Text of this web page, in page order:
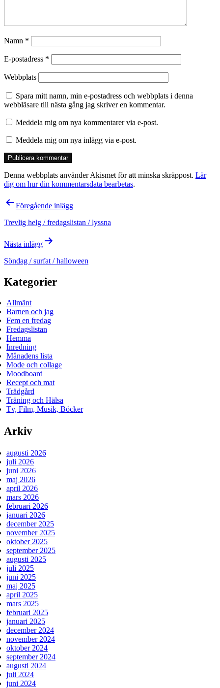
Namn *
E-postadress *
Webbplats
Spara mitt namn, min e-postadress och webbplats i denna
webbläsare till nästa gång jag skriver en kommentar.
Meddela mig om nya kommentarer via e-post.
Meddela mig om nya inlägg via e-post.
Denna webbplats använder Akismet för att minska skräppost. Lär
dig om hur din kommentarsdata bearbetas.
Inläggsnavigering
Föregående inlägg
Trevlig helg / fredagslistan / lyssna
Nästa inlägg
Söndag / surfat / halloween
Kategorier
Allmänt
Barnen och jag
Fem en fredag
Fredagslistan
Hemma
Inredning
Månadens lista
Mode och collage
Moodboard
Recept och mat
Trädgård
Träning och Hälsa
Tv, Film, Musik, Böcker
Arkiv
augusti 2026
juli 2026
juni 2026
maj 2026
april 2026
mars 2026
februari 2026
januari 2026
december 2025
november 2025
oktober 2025
september 2025
augusti 2025
juli 2025
juni 2025
maj 2025
april 2025
mars 2025
februari 2025
januari 2025
december 2024
november 2024
oktober 2024
september 2024
augusti 2024
juli 2024
juni 2024